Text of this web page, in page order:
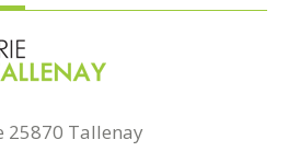
25870 Tallenay